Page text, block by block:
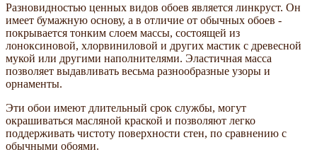
Разновидностью ценных видов обоев является линкруст. Он
имеет бумажную основу, а в отличие от обычных обоев -
покрывается тонким слоем массы, состоящей из
лоноксиновой, хлорвиниловой и других мастик с древесной
мукой или другими наполнителями. Эластичная масса
позволяет выдавливать весьма разнообразные узоры и
орнаменты.
Эти обои имеют длительный срок службы, могут
окрашиваться масляной краской и позволяют легко
поддерживать чистоту поверхности стен, по сравнению с
обычными обоями.